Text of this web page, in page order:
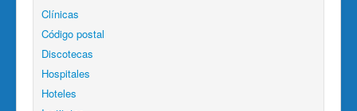
Clínicas
Código postal
Discotecas
Hospitales
Hoteles